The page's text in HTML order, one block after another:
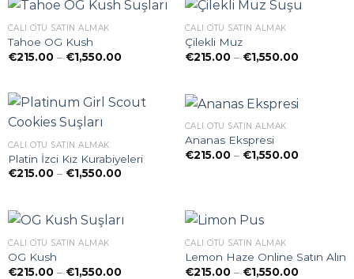
CALI OTU SATIN ALMAK
Tahoe OG Kush
€215.00 – €1,550.00Preisspanne:
CALI OTU SATIN ALMAK
Çilekli Muz
€215.00 – €1,550.00
CALI OTU SATIN ALMAK
Platin İzci Kız Kurabiyeleri
€215.00 – €1,550.00Preisspanne:
CALI OTU SATIN ALMAK
Ananas Ekspresi
€215.00 – €1,550.00
CALI OTU SATIN ALMAK
OG Kush
€215.00 – €1,550.00Preisspanne:
CALI OTU SATIN ALMAK
Lemon Haze Online Satın Alın
€215.00 – €1,550.00